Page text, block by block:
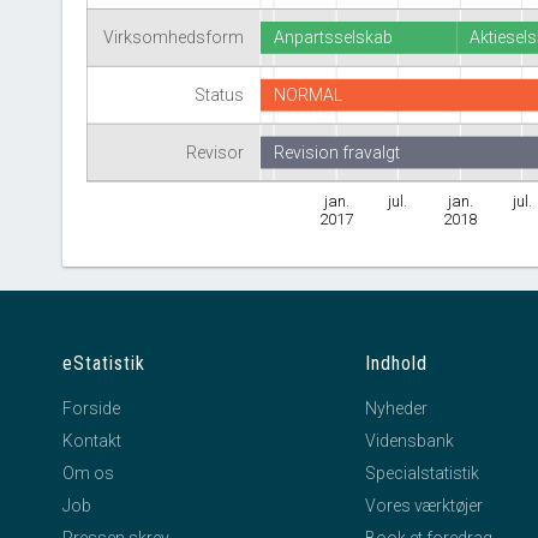
Virksomhedsform
Status
Revisor
jan.
2017
jul.
jan.
2018
jul.
Anpartsselskab
NORMAL
Revision fravalgt
eStatistik
Forside
Kontakt
Om os
Job
Indhold
Nyheder
Vidensbank
Specialstatistik
Vores værktøjer